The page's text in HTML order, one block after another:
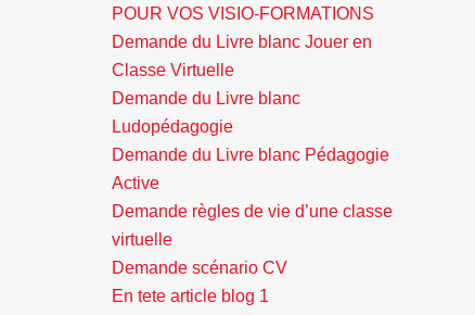
POUR VOS VISIO-FORMATIONS
Demande du Livre blanc Jouer en
Classe Virtuelle
Demande du Livre blanc
Ludopédagogie
Demande du Livre blanc Pédagogie
Active
Demande règles de vie d’une classe
virtuelle
Demande scénario CV
En tete article blog 1